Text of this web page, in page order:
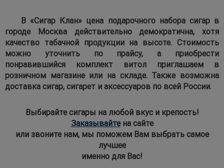
В «Сигар Клан» цена подарочного набора сигар в
городе Москва действительно демократична, хотя
качество табачной продукции на высоте. Стоимость
можно уточнить по прайсу, а приобрести
понравившийся комплект витол приглашаем в
розничном магазине или на складе. Также возможна
доставка сигар, сигарет и аксессуаров по всей России.
Выбирайте сигары на любой вкус и крепость!
Заказывайтена сайте
или звоните нам, мы поможем Вам выбрать самое
лучшее
именно для Вас!